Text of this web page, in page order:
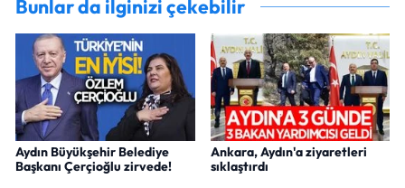
Bunlar da ilginizi çekebilir
Aydın Büyükşehir Belediye
Başkanı Çerçioğlu zirvede!
Ankara, Aydın'a ziyaretleri
sıklaştırdı